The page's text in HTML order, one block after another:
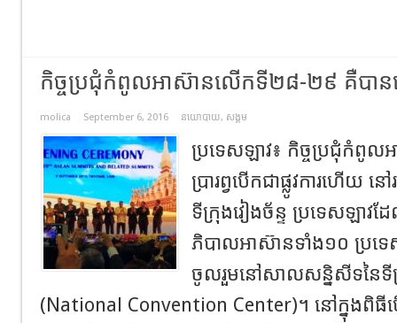
កិច្ចប្រជុំកំពូលអាស៊ានលើកទី២៨-២៩ គឺបានប
molica September 6, 2016 នយោបាយ, សង្គម
ប្រទេសឡាវ៖ កិច្ចប្រជុំកំពូ
ប្រារព្វបើកជាផ្លូវការហើយ
ទីក្រុងវៀងច័ន្ទ ប្រទេសឡាវដែ
ភិបាលអាស៊ានទាំង១០ ប្រទ
ចូលរួមនៅសាលសន្និសីទនៃទីក្
(National Convention Center)។ នៅក្នុងពិធី